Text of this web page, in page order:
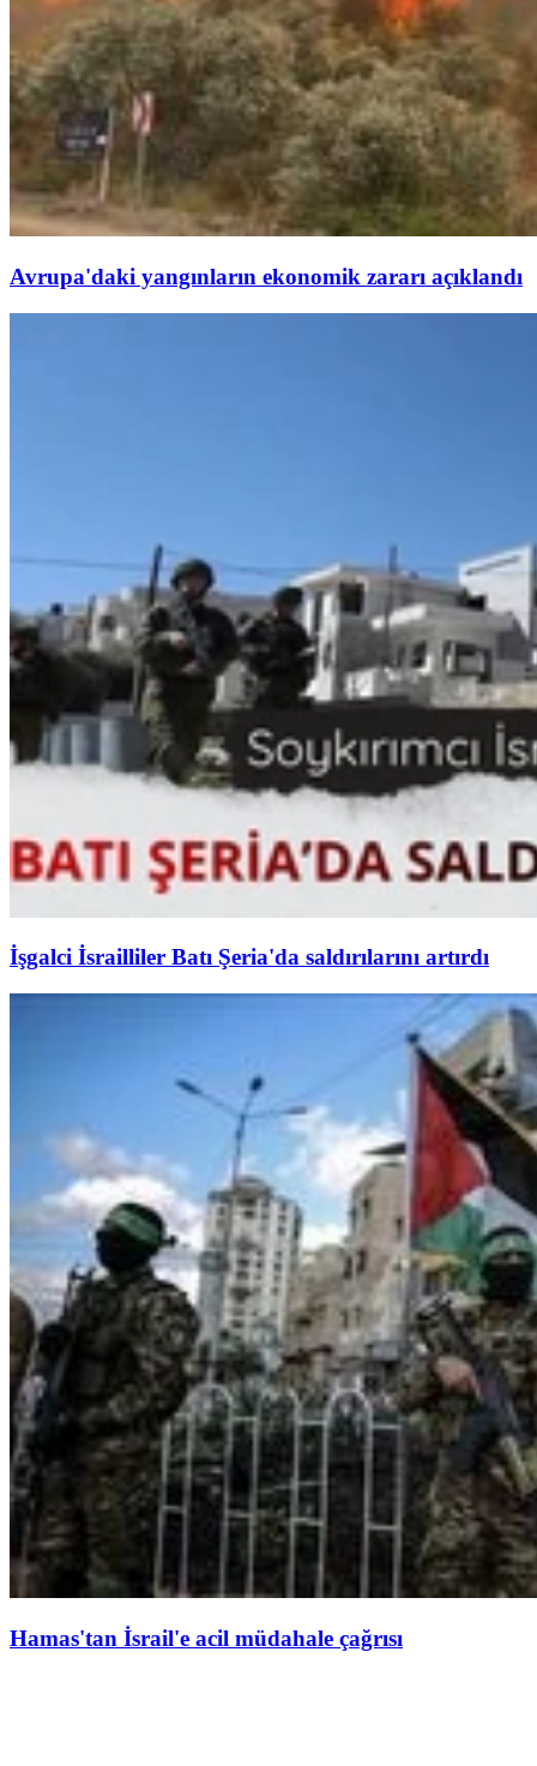
Avrupa'daki yangınların ekonomik zararı açıklandı
İşgalci İsrailliler Batı Şeria'da saldırılarını artırdı
Hamas'tan İsrail'e acil müdahale çağrısı